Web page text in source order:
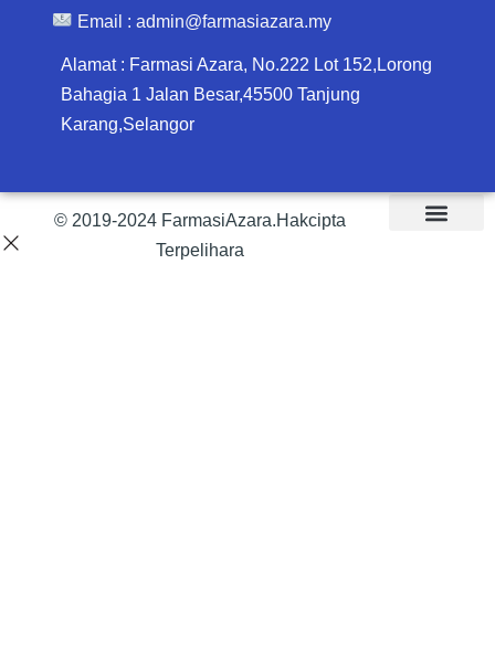
Email : admin@farmasiazara.my
Alamat : Farmasi Azara, No.222 Lot 152,Lorong
Bahagia 1 Jalan Besar,45500 Tanjung
Karang,Selangor
© 2019-2024 FarmasiAzara.Hakcipta
Terpelihara